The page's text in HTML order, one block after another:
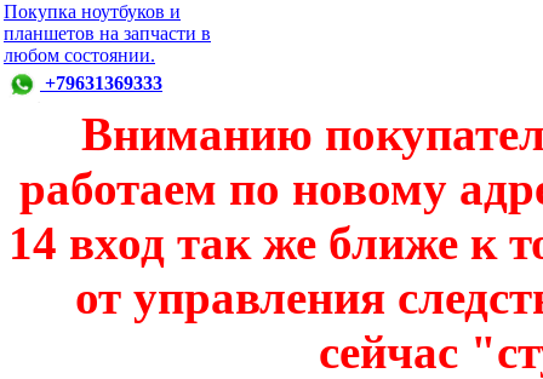
Покупка ноутбуков и
планшетов на запчасти в
любом состоянии.
+79631369333
Вниманию
работаем по новому
14 вход так же ближе к
от управления
сейчас